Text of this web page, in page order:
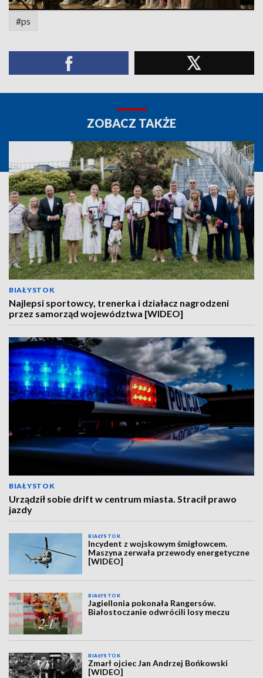
#ps
ZOBACZ TAKŻE
BIAŁYSTOK
Najlepsi sportowcy, trenerka i działacz nagrodzeni
przez samorząd województwa [WIDEO]
BIAŁYSTOK
Urządził sobie drift w centrum miasta. Stracił prawo
jazdy
BIAŁYSTOK
Incydent z wojskowym śmigłowcem.
Maszyna zerwała przewody energetyczne
[WIDEO]
BIAŁYSTOK
Jagiellonia pokonała Rangersów.
Białostoczanie odwrócili losy meczu
BIAŁYSTOK
Zmarł ojciec Jan Andrzej Bońkowski
[WIDEO]